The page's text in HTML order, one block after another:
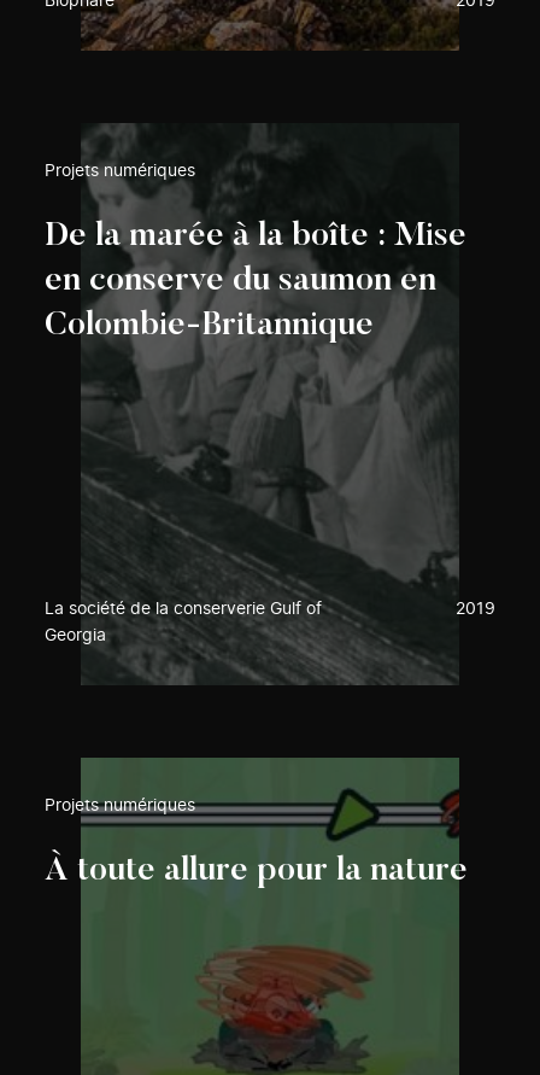
Projets numériques
De la marée à la boîte : Mise
en conserve du saumon en
Colombie-Britannique
La société de la conserverie Gulf of
Georgia
2019
Projets numériques
À toute allure pour la nature